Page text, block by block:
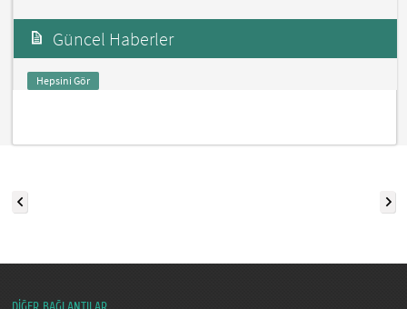
Güncel Haberler
Hepsini Gör